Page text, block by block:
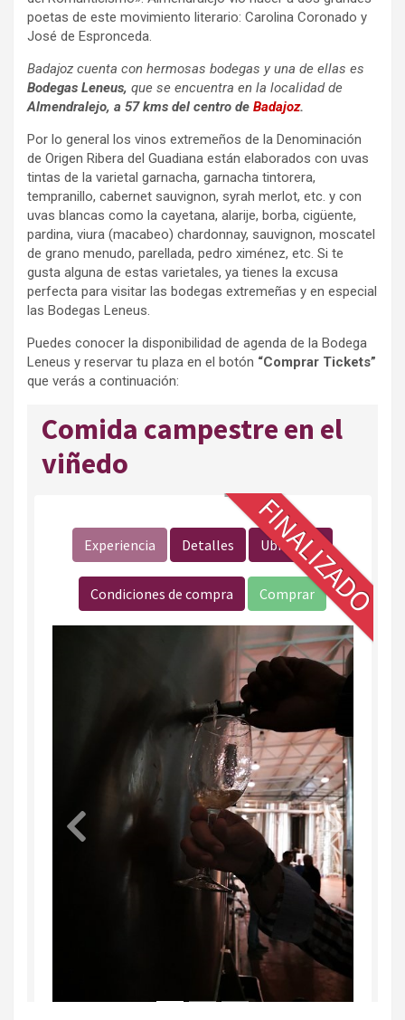
poetas de este movimiento literario: Carolina Coronado y
José de Espronceda.
Badajoz cuenta con hermosas bodegas y una de ellas es
Bodegas Leneus, que se encuentra en la localidad de
Almendralejo, a 57 kms del centro de Badajoz.
Por lo general los vinos extremeños de la Denominación
de Origen Ribera del Guadiana están elaborados con uvas
tintas de la varietal garnacha, garnacha tintorera,
tempranillo, cabernet sauvignon, syrah merlot, etc. y con
uvas blancas como la cayetana, alarije, borba, cigüente,
pardina, viura (macabeo) chardonnay, sauvignon, moscatel
de grano menudo, parellada, pedro ximénez, etc. Si te
gusta alguna de estas varietales, ya tienes la excusa
perfecta para visitar las bodegas extremeñas y en especial
las Bodegas Leneus.
Puedes conocer la disponibilidad de agenda de la Bodega
Leneus y reservar tu plaza en el botón “Comprar Tickets”
que verás a continuación: